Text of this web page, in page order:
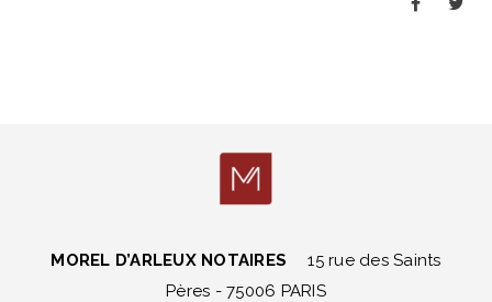
MOREL D’ARLEUX NOTAIRES
15 rue des Saints
Pères - 75006 PARIS